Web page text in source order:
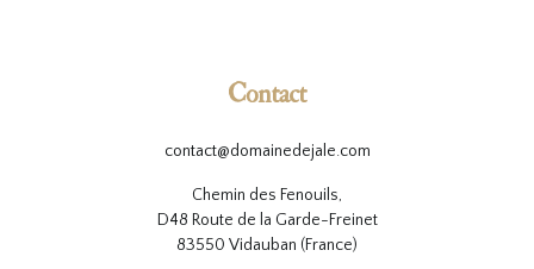
Contact
contact@domainedejale.com
Chemin des Fenouils,
D48 Route de la Garde-Freinet
83550 Vidauban (France)